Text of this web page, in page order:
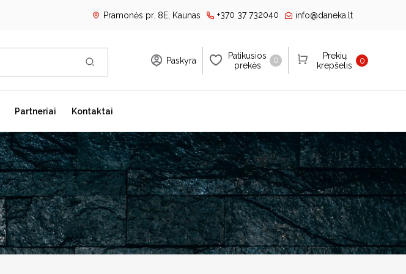
Pramonės pr. 8E, Kaunas +370 37 732040 info@daneka.lt
Paskyra
REGISTRUOTIS
Patikusios
prekės
0
Prekių
krepšelis
0
Skalbimo mašinos
Skalbimo mašinų priedai
Skalbyklės-džiovyklės
Gartraukiai
Įmontuojami gartraukiai
Lubiniai gartraukiai
Salos tipo gartraukiai
Sieniniai gartraukiai
Orkaitės ir viryklės
Įmontuojamos orkaitės
Įmontuojamos
kompaktiškos orkaitės
Mikrobangų krosnelės
Orkaičių priedai
Partneriai Kontaktai